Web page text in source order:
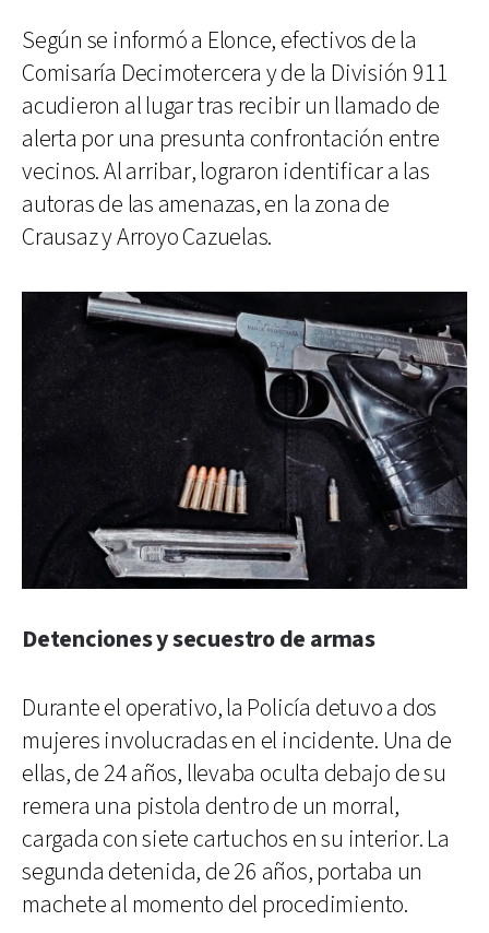
Según se informó a Elonce, efectivos de la
Comisaría Decimotercera y de la División 911
acudieron al lugar tras recibir un llamado de
alerta por una presunta confrontación entre
vecinos. Al arribar, lograron identificar a las
autoras de las amenazas, en la zona de
Crausaz y Arroyo Cazuelas.
Detenciones y secuestro de armas
Durante el operativo, la Policía detuvo a dos
mujeres involucradas en el incidente. Una de
ellas, de 24 años, llevaba oculta debajo de su
remera una pistola dentro de un morral,
cargada con siete cartuchos en su interior. La
segunda detenida, de 26 años, portaba un
machete al momento del procedimiento.